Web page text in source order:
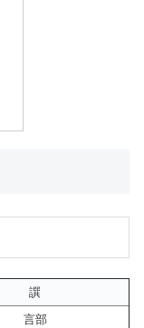
譔
言部